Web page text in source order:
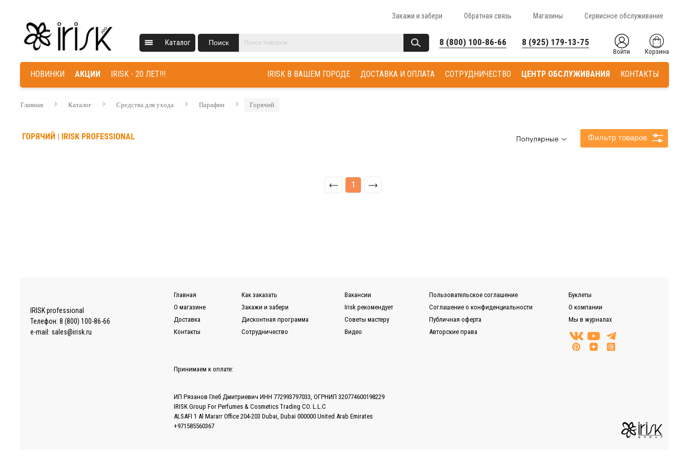
Закажи и забери Обратная связь Магазины Сервисное обслуживание
Каталог Поиск 8 (800) 100-86-66 8 (925) 179-13-75
Войти Корзина
НОВИНКИ АКЦИИ IRISK - 20 ЛЕТ!!! КОНТАКТЫ
ЦЕНТР ОБСЛУЖИВАНИЯ
СОТРУДНИЧЕСТВО
ДОСТАВКА И ОПЛАТА
IRISK В ВАШЕМ ГОРОДЕ
Главная Каталог Средства для ухода Парафин Горячий
ГОРЯЧИЙ | IRISK PROFESSIONAL Популярные Фильтр товаров
1
IRISK professional
Телефон: 8 (800) 100-86-66
e-mail: sales@irisk.ru
Главная
О магазине
Доставка
Контакты
Как заказать
Закажи и забери
Дисконтная программа
Сотрудничество
Вакансии
Irisk рекомендует
Советы мастеру
Видео
Пользовательское соглашение
Соглашение о конфиденциальности
Публичная оферта
Авторские права
Буклеты
О компании
Мы в журналах
Принимаем к оплате:
ИП Рязанов Глеб Дмитриевич ИНН 772993797033, ОГРНИП 320774600198229
IRISK Group For Perfumes & Cosmetics Trading CO. L.L.C
ALSAFI 1 Al Mararr Office 204-203 Dubai, Dubai 000000 United Arab Emirates
+971585560367